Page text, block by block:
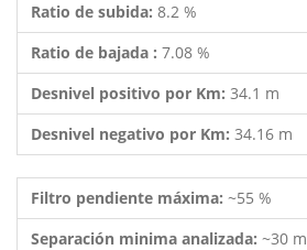
Ratio de subida: 8.2 %
Ratio de bajada : 7.08 %
Desnivel positivo por Km: 34.1 m
Desnivel negativo por Km: 34.16 m
Filtro pendiente máxima: ~55 %
Separación minima analizada: ~30 m